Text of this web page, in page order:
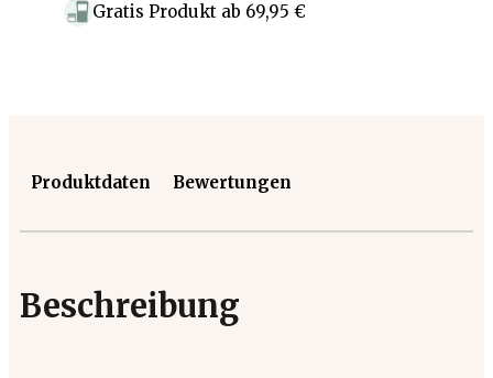
Gratis Produkt ab 69,95 €
Produktdaten Bewertungen
Beschreibung